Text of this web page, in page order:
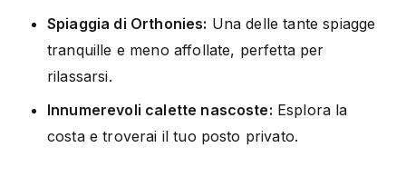
Spiaggia di Orthonies: Una delle tante spiagge
tranquille e meno affollate, perfetta per
rilassarsi.
Innumerevoli calette nascoste: Esplora la
costa e troverai il tuo posto privato.